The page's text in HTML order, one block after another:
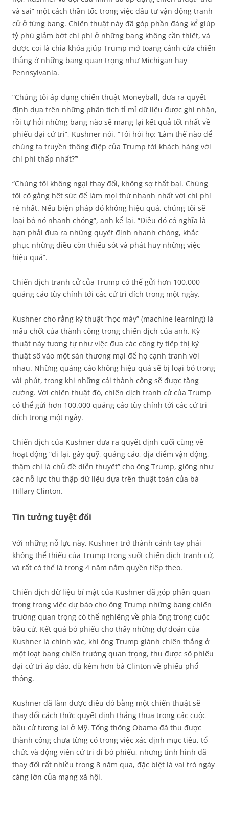
và sai” một cách thần tốc trong việc đầu tư vận động tranh
cử ở từng bang. Chiến thuật này đã góp phần đáng kể giúp
tỷ phú giảm bớt chi phí ở những bang không cần thiết, và
được coi là chìa khóa giúp Trump mở toang cánh cửa chiến
thắng ở những bang quan trọng như Michigan hay
Pennsylvania.
“Chúng tôi áp dụng chiến thuật Moneyball, đưa ra quyết
định dựa trên những phân tích tỉ mỉ dữ liệu được ghi nhận,
rồi tự hỏi những bang nào sẽ mang lại kết quả tốt nhất về
phiếu đại cử tri”, Kushner nói. “Tôi hỏi họ: ‘Làm thế nào để
chúng ta truyền thông điệp của Trump tới khách hàng với
chi phí thấp nhất?’”
“Chúng tôi không ngại thay đổi, không sợ thất bại. Chúng
tôi cố gắng hết sức để làm mọi thứ nhanh nhất với chi phí
rẻ nhất. Nếu biện pháp đó không hiệu quả, chúng tôi sẽ
loại bỏ nó nhanh chóng”, anh kể lại. “Điều đó có nghĩa là
bạn phải đưa ra những quyết định nhanh chóng, khắc
phục những điều còn thiếu sót và phát huy những việc
hiệu quả”.
Chiến dịch tranh cử của Trump có thể gửi hơn 100.000
quảng cáo tùy chỉnh tới các cử tri đích trong một ngày.
Kushner cho rằng kỹ thuật “học máy” (machine learning) là
mấu chốt của thành công trong chiến dịch của anh. Kỹ
thuật này tương tự như việc đưa các công ty tiếp thị kỹ
thuật số vào một sàn thương mại để họ cạnh tranh với
nhau. Những quảng cáo không hiệu quả sẽ bị loại bỏ trong
vài phút, trong khi những cái thành công sẽ được tăng
cường. Với chiến thuật đó, chiến dịch tranh cử của Trump
có thể gửi hơn 100.000 quảng cáo tùy chỉnh tới các cử tri
đích trong một ngày.
Chiến dịch của Kushner đưa ra quyết định cuối cùng về
hoạt động “đi lại, gây quỹ, quảng cáo, địa điểm vận động,
thậm chí là chủ đề diễn thuyết” cho ông Trump, giống như
các nỗ lực thu thập dữ liệu dựa trên thuật toán của bà
Hillary Clinton.
Tin tưởng tuyệt đối
Với những nỗ lực này, Kushner trở thành cánh tay phải
không thể thiếu của Trump trong suốt chiến dịch tranh cử,
và rất có thể là trong 4 năm nắm quyền tiếp theo.
Chiến dịch dữ liệu bí mật của Kushner đã góp phần quan
trọng trong việc dự báo cho ông Trump những bang chiến
trường quan trọng có thể nghiêng về phía ông trong cuộc
bầu cử. Kết quả bỏ phiếu cho thấy những dự đoán của
Kushner là chính xác, khi ông Trump giành chiến thắng ở
một loạt bang chiến trường quan trọng, thu được số phiếu
đại cử tri áp đảo, dù kém hơn bà Clinton về phiếu phổ
thông.
Kushner đã làm được điều đó bằng một chiến thuật sẽ
thay đổi cách thức quyết định thắng thua trong các cuộc
bầu cử tương lai ở Mỹ. Tổng thống Obama đã thu được
thành công chưa từng có trong việc xác định mục tiêu, tổ
chức và động viên cử tri đi bỏ phiếu, nhưng tình hình đã
thay đổi rất nhiều trong 8 năm qua, đặc biệt là vai trò ngày
càng lớn của mạng xã hội.